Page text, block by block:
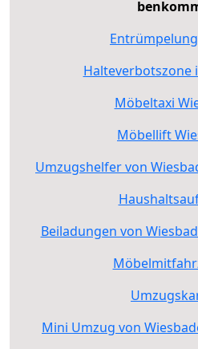
Halteverbotszone
Möbeltaxi
Möbellift
Umzugshelfer von
Beiladungen von
Mini Umzug von